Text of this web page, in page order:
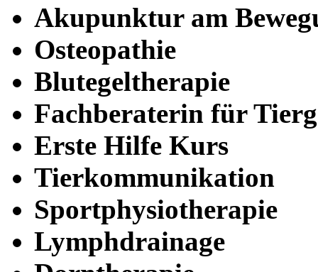
Akupunktur am
Osteopathie
Blutegeltherapie
Fachberaterin für
Erste Hilfe Kurs
Tierkommunikation
Sportphysiotherapie
Lymphdrainage